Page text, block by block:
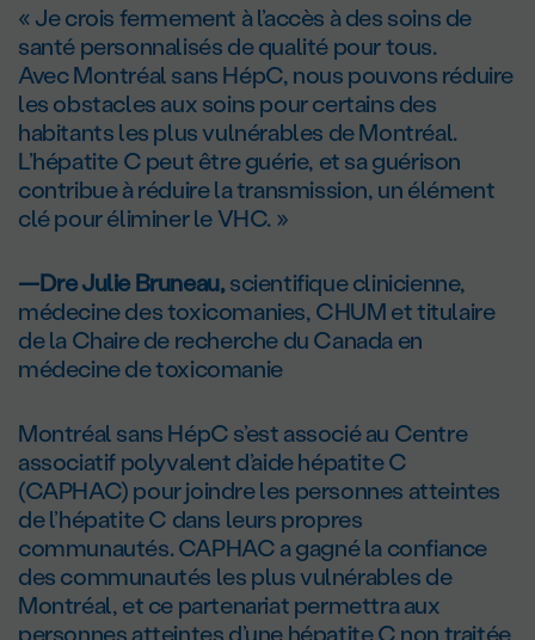
« Je crois fermement à l’accès à des soins de
santé personnalisés de qualité pour tous.
Avec Montréal sans HépC, nous pouvons réduire
les obstacles aux soins pour certains des
habitants les plus vulnérables de Montréal.
L’hépatite C peut être guérie, et sa guérison
contribue à réduire la transmission, un élément
clé pour éliminer le VHC. »
—Dre Julie Bruneau,scientifique clinicienne,
médecine des toxicomanies, CHUM et titulaire
de la Chaire de recherche du Canada en
médecine de toxicomanie
Montréal sans HépC s’est associé au Centre
associatif polyvalent d’aide hépatite C
(CAPHAC) pour joindre les personnes atteintes
de l’hépatite C dans leurs propres
communautés. CAPHAC a gagné la confiance
des communautés les plus vulnérables de
Montréal, et ce partenariat permettra aux
personnes atteintes d’une hépatite C non traitée